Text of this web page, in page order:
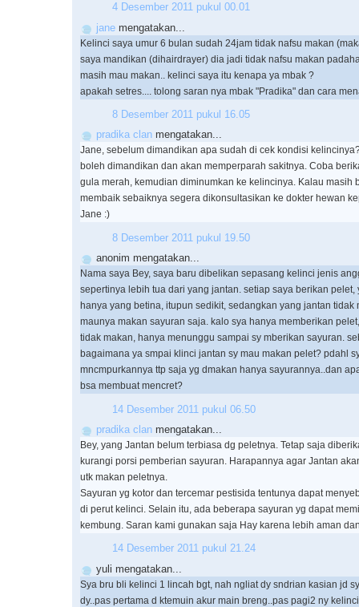
4 Desember 2011 pukul 00.01
jane mengatakan...
Kelinci saya umur 6 bulan sudah 24jam tidak nafsu makan
saya mandikan (dihairdrayer) dia jadi tidak nafsu makan
masih mau makan.. kelinci saya itu kenapa ya mbak ?
apakah setres.... tolong saran nya mbak "Pradika" dan cara
8 Desember 2011 pukul 16.05
pradika clan mengatakan...
Jane, sebelum dimandikan apa sudah di cek kondisi
boleh dimandikan dan akan memperparah sakitnya. Coba
gula merah, kemudian diminumkan ke kelincinya. Kalau masih
membaik sebaiknya segera dikonsultasikan ke dokter hewan
Jane :)
8 Desember 2011 pukul 19.50
anonim mengatakan...
Nama saya Bey, saya baru dibelikan sepasang kelinci jenis
sepertinya lebih tua dari yang jantan. setiap saya berikan pelet,
hanya yang betina, itupun sedikit, sedangkan yang jantan tidak
maunya makan sayuran saja. kalo sya hanya memberikan
tidak makan, hanya menunggu sampai sy mberikan sayuran.
bagaimana ya smpai klinci jantan sy mau makan pelet? pdahl
mncmpurkannya ttp saja yg dmakan hanya sayurannya..dan
bsa membuat mencret?
14 Desember 2011 pukul 06.50
pradika clan mengatakan...
Bey, yang Jantan belum terbiasa dg peletnya. Tetap saja
kurangi porsi pemberian sayuran. Harapannya agar Jantan
utk makan peletnya.
Sayuran yg kotor dan tercemar pestisida tentunya dapat
di perut kelinci. Selain itu, ada beberapa sayuran yg dapat
kembung. Saran kami gunakan saja Hay karena lebih aman
14 Desember 2011 pukul 21.24
yuli mengatakan...
Sya bru bli kelinci 1 lincah bgt, nah ngliat dy sndrian kasian jd
dy..pas pertama d ktemuin akur main breng..pas pagi2 ny